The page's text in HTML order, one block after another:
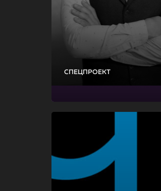
СПЕЦПРОЕКТ